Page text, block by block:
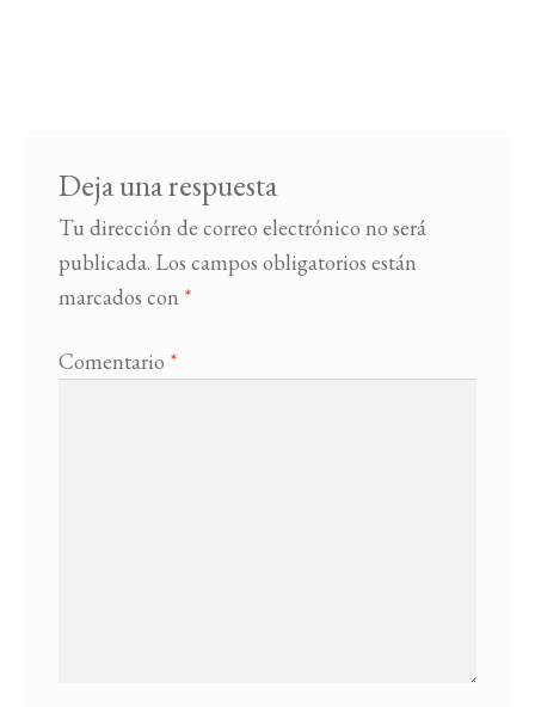
Deja una respuesta
Tu dirección de correo electrónico no será
publicada. Los campos obligatorios están
marcados con *
Comentario *